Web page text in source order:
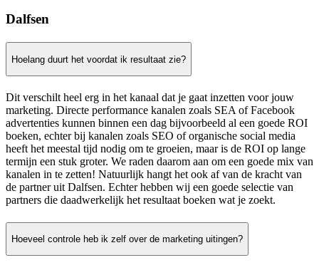
Dalfsen
Hoelang duurt het voordat ik resultaat zie?
Dit verschilt heel erg in het kanaal dat je gaat inzetten voor jouw
marketing. Directe performance kanalen zoals SEA of Facebook
advertenties kunnen binnen een dag bijvoorbeeld al een goede ROI
boeken, echter bij kanalen zoals SEO of organische social media
heeft het meestal tijd nodig om te groeien, maar is de ROI op lange
termijn een stuk groter. We raden daarom aan om een goede mix van
kanalen in te zetten! Natuurlijk hangt het ook af van de kracht van
de partner uit Dalfsen. Echter hebben wij een goede selectie van
partners die daadwerkelijk het resultaat boeken wat je zoekt.
Hoeveel controle heb ik zelf over de marketing uitingen?